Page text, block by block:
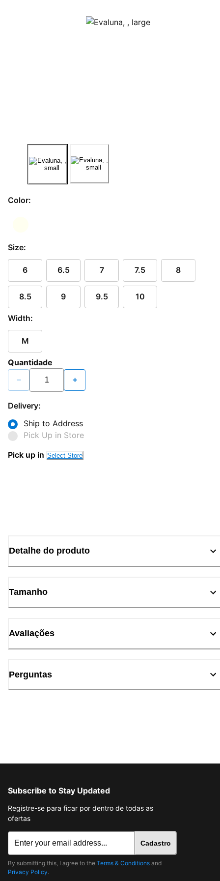
Color:
Size:
6 6.5 7 7.5 8
8.5 9 9.5 10
Width:
M
Quantidade
− +
Delivery:
Ship to Address
Pick Up in Store
Pick up in Select Store
Detalhe do produto
Tamanho
Avaliações
Perguntas
Subscribe to Stay Updated
Registre-se para ficar por dentro de todas as
ofertas
Cadastro
By submitting this, I agree to the Terms & Conditions and
Privacy Policy.